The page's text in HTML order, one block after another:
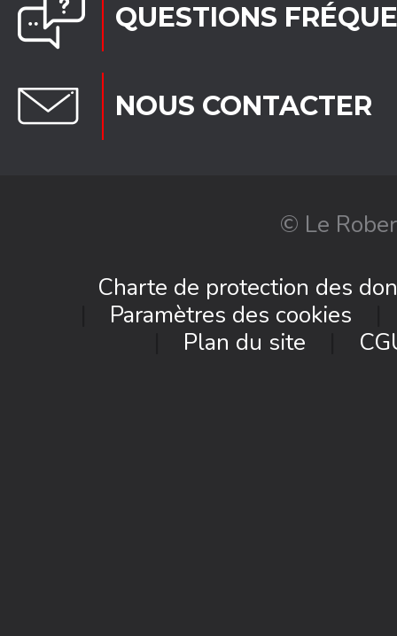
QUESTIONS
NOUS CONTACTER
© Le
Charte de protection des
Paramètres des cookies
Plan du site